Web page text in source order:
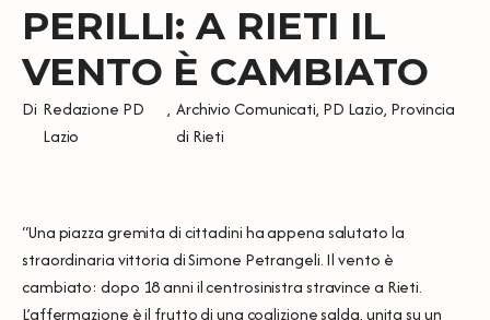
PERILLI: A RIETI IL
VENTO È CAMBIATO
Di Redazione PD
Lazio
, Archivio Comunicati, PD Lazio, Provincia
di Rieti
“Una piazza gremita di cittadini ha appena salutato la
straordinaria vittoria di Simone Petrangeli. Il vento è
cambiato: dopo 18 anni il centrosinistra stravince a Rieti.
L’affermazione è il frutto di una coalizione salda, unita su un